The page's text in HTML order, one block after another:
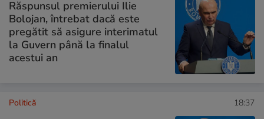
Răspunsul premierului Ilie
Bolojan, întrebat dacă este
pregătit să asigure interimatul
la Guvern până la finalul
acestui an
Politică 18:37